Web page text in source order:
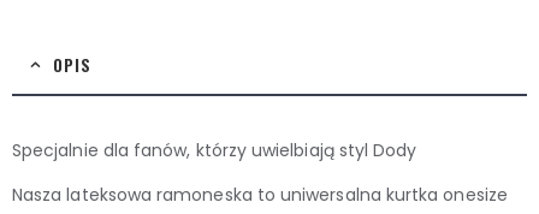
OPIS
Specjalnie dla fanów, którzy uwielbiają styl Dody
Nasza lateksowa ramoneska to uniwersalna kurtka onesize